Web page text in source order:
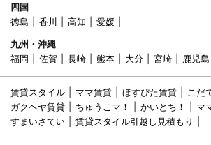
四国
徳島
香川 高知
愛媛
九州・沖縄
福岡
佐賀 長崎 熊本 大分 宮崎 鹿児島
賃貸スタイル ママ賃貸 ほすぴた賃貸
こだ
ガクヘヤ賃貸
ちゅうこマ！ かいとち！
マ
すまいさてい
賃貸スタイル引越し見積もり